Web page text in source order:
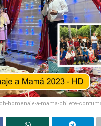
homenaje-a-mama-chilete-